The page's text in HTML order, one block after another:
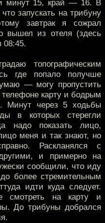
минут 15, край — 16. В
запускать на трибуну
завтрак я сожрал
вышел из отеля (здесь
08:45.
топографическим
где попало получше
— могу пропустить
карту и бодрым
Минут через 5 ходьбы
в которых стерегли
надо показать лицо,
меня и так знают, но
Раскланялся с
и примерно на
сообщили, что иду
более стремительным
идти куда следует.
на карту и
До трибуны добрался